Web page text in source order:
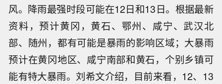
风。降雨最强时段可能在12日和13日。根据最新
资料，预计黄冈，黄石、鄂州、咸宁、武汉北
部、随州，都有可能是暴雨的影响区域；大暴雨
预计在黄冈地区、咸宁南部和黄石，个别乡镇可
能有特大暴雨。刘希文介绍，目前来看，12、13